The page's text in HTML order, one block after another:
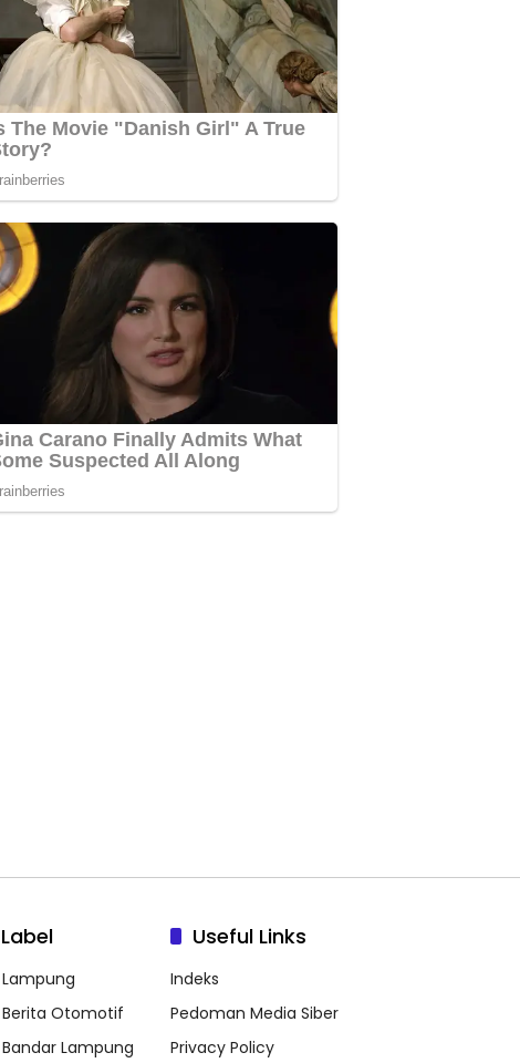
Label
Lampung
Berita Otomotif
Bandar Lampung
Useful Links
Indeks
Pedoman Media Siber
Privacy Policy